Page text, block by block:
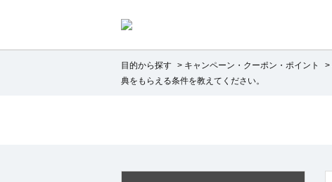
目的から探す > キャンペーン・クーポン・ポイント >
典をもらえる条件を教えてください。